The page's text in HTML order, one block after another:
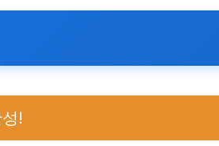
!